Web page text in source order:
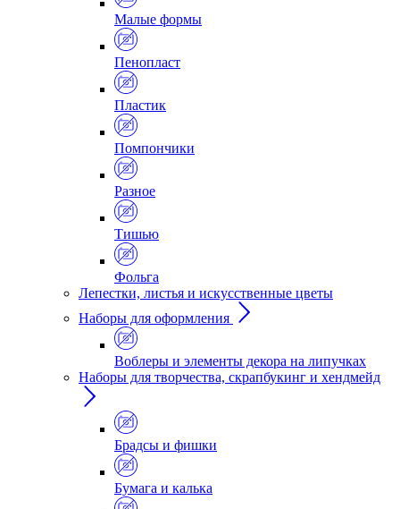
Малые формы
Пенопласт
Пластик
Помпончики
Разное
Тишью
Фольга
Лепестки, листья и искусственные цветы
Наборы для оформления
Воблеры и элементы декора на липучках
Наборы для творчества, скрапбукинг и хендмейд
Брадсы и фишки
Бумага и калька